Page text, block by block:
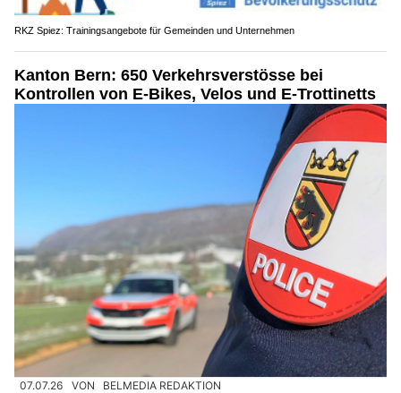
RKZ Spiez: Trainingsangebote für Gemeinden und Unternehmen
Kanton Bern: 650 Verkehrsverstösse bei
Kontrollen von E-Bikes, Velos und E-Trottinetts
07.07.26 VON BELMEDIA REDAKTION